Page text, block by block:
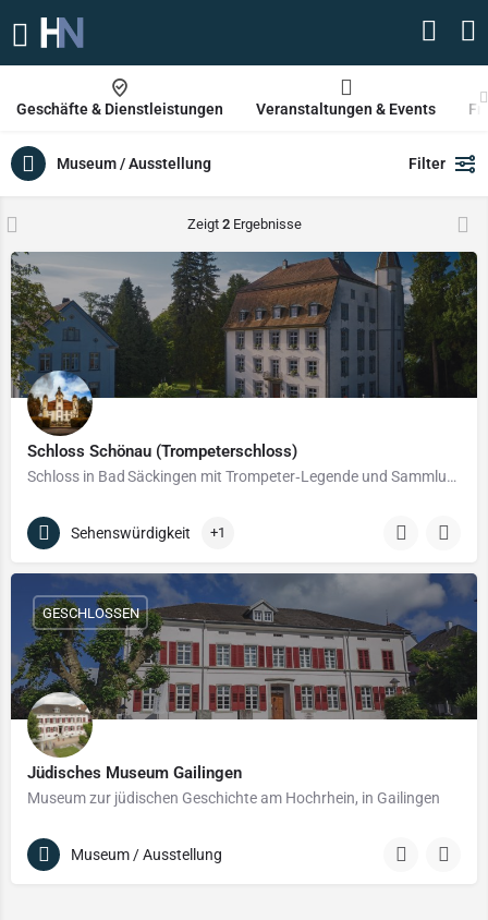
Geschäfte & Dienstleistungen Veranstaltungen & Events
Museum / Ausstellung Filter
Zeigt 2Ergebnisse
Schloss Schönau (Trompeterschloss)
Schloss in Bad Säckingen mit Trompeter‑Legende und Sammlung – am Hochrhein gelegen.
Sehenswürdigkeit +1
Jüdisches Museum Gailingen
Museum zur jüdischen Geschichte am Hochrhein, in Gailingen
GESCHLOSSEN
Museum / Ausstellung